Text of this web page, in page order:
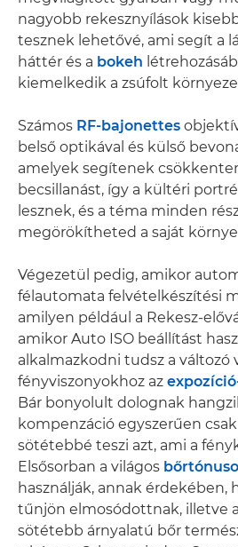
nagyobb rekesznyílások
tesznek lehetővé, ami segít a
háttér és a bokeh
kiemelkedik a zsúfolt
Számos RF-bajonettes
belső optikával és külső
amelyek segítenek
becsillanást, így a kültéri
lesznek, és a téma minden
megörökítheted a saját
Végezetül pedig, amikor
félautomata felvételkészítési
amilyen például a Rekesz-
amikor Auto ISO beállítást
alkalmazkodni tudsz a változó
fényviszonyokhoz az
Bár bonyolult dolognak
kompenzáció egyszerűen
sötétebbé teszi azt, ami a
Elsősorban a világos
használják, annak érdekében,
tűnjön elmosódottnak, illetve
sötétebb árnyalatú bőr